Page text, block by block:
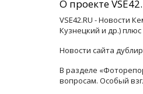
О проекте
VSE42.RU - Новости
Кузнецкий и др.)
Новости сайта
В разделе
вопросам. Особый